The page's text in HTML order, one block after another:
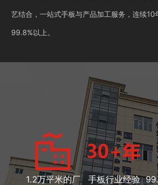
艺结合，一站式手板与产品加工服务，连续10
99.8%以上。
1.2万平米的厂
手板行业经验